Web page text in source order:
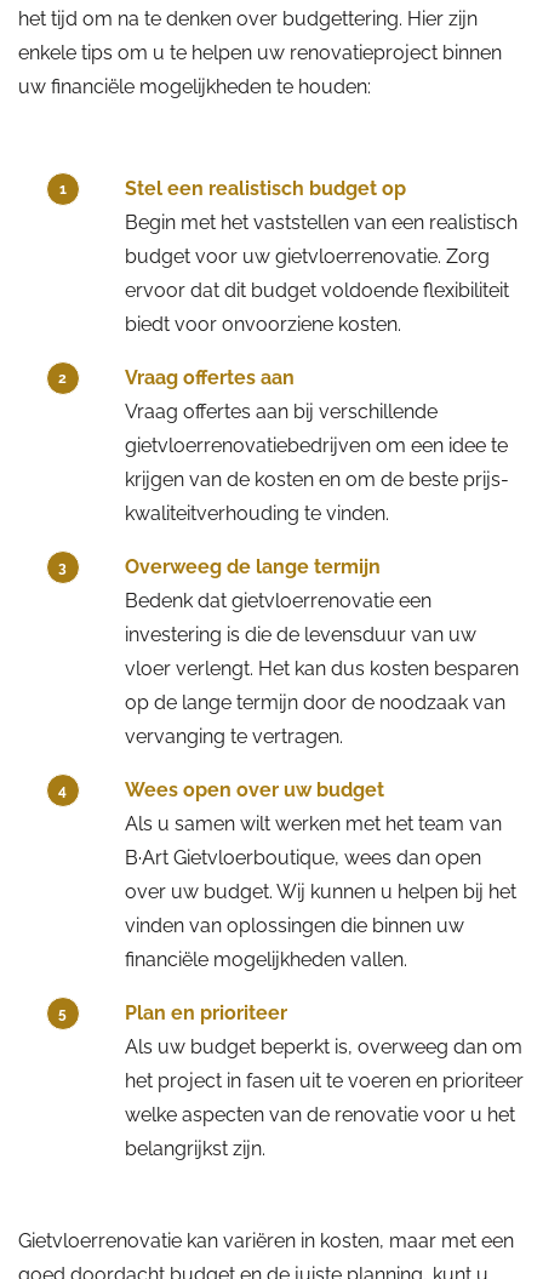
het tijd om na te denken over budgettering. Hier zijn
enkele tips om u te helpen uw renovatieproject binnen
uw financiële mogelijkheden te houden:
1
Stel een realistisch budget op
Begin met het vaststellen van een realistisch
budget voor uw gietvloerrenovatie. Zorg
ervoor dat dit budget voldoende flexibiliteit
biedt voor onvoorziene kosten.
2
Vraag offertes aan
Vraag offertes aan bij verschillende
gietvloerrenovatiebedrijven om een idee te
krijgen van de kosten en om de beste prijs-
kwaliteitverhouding te vinden.
3
Overweeg de lange termijn
Bedenk dat gietvloerrenovatie een
investering is die de levensduur van uw
vloer verlengt. Het kan dus kosten besparen
op de lange termijn door de noodzaak van
vervanging te vertragen.
4
Wees open over uw budget
Als u samen wilt werken met het team van
B·Art Gietvloerboutique, wees dan open
over uw budget. Wij kunnen u helpen bij het
vinden van oplossingen die binnen uw
financiële mogelijkheden vallen.
5
Plan en prioriteer
Als uw budget beperkt is, overweeg dan om
het project in fasen uit te voeren en prioriteer
welke aspecten van de renovatie voor u het
belangrijkst zijn.
Gietvloerrenovatie kan variëren in kosten, maar met een